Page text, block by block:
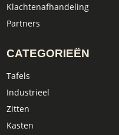
Klachtenafhandeling
Partners
CATEGORIEËN
Tafels
Industrieel
Zitten
Kasten